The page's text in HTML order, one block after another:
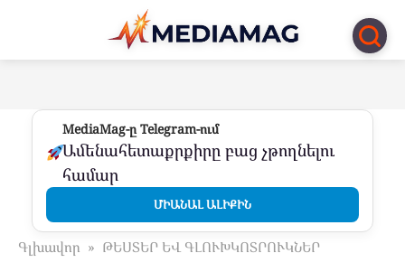
Перейти
контенту
MediaMag-ը Telegram-ում
Ամենահետաքրքիրը բաց չթողնելու
համար
ՄԻԱՆԱԼ ԱԼԻՔԻՆ
Գլխավոր » ԹԵՍՏԵՐ ԵՎ ԳԼՈՒԽԿՈՏՐՈՒԿՆԵՐ